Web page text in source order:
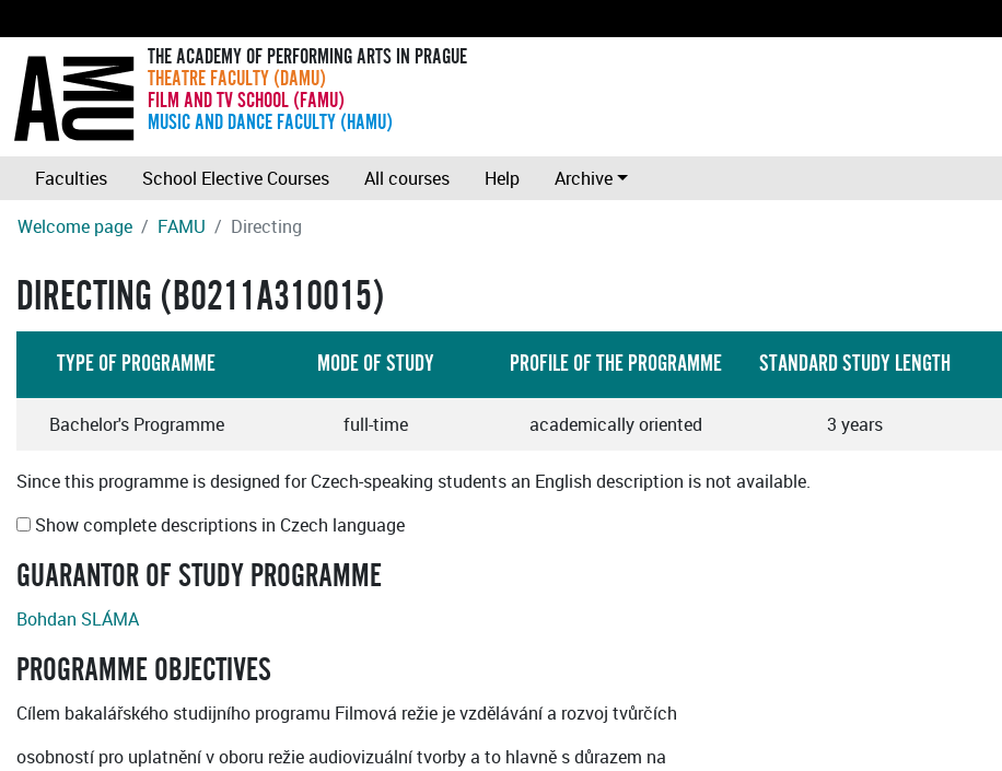
THE ACADEMY OF PERFORMING ARTS IN PRAGUE
THEATRE FACULTY (DAMU)
FILM AND TV SCHOOL (FAMU)
MUSIC AND DANCE FACULTY (HAMU)
Faculties School Elective Courses All courses Help
Archive
Welcome page
FAMU Directing
DIRECTING (B0211A310015)
TYPE OF PROGRAMME MODE OF STUDY PROFILE OF THE PROGRAMME STANDARD STUDY LENGTH
Bachelor's Programme full-time academically oriented 3 years
Since this programme is designed for Czech-speaking students an English description is not available.
Show complete descriptions in Czech language
GUARANTOR OF STUDY PROGRAMME
Bohdan SLÁMA
PROGRAMME OBJECTIVES
Cílem bakalářského studijního programu Filmová režie je vzdělávání a rozvoj tvůrčích
osobností pro uplatnění v oboru režie audiovizuální tvorby a to hlavně s důrazem na